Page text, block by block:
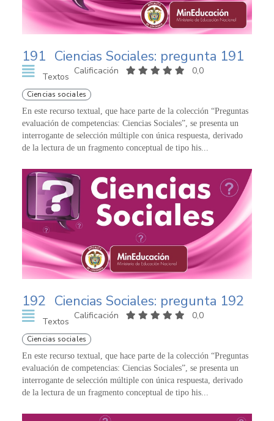
191 Ciencias Sociales: pregunta 191
Textos
Calificación 0,0
Ciencias sociales
En este recurso textual, que hace parte de la colección “Preguntas
evaluación de competencias: Ciencias Sociales”, se presenta un
interrogante de selección múltiple con única respuesta, derivado
de la lectura de un fragmento conceptual de tipo his...
192 Ciencias Sociales: pregunta 192
Textos
Calificación 0,0
Ciencias sociales
En este recurso textual, que hace parte de la colección “Preguntas
evaluación de competencias: Ciencias Sociales”, se presenta un
interrogante de selección múltiple con única respuesta, derivado
de la lectura de un fragmento conceptual de tipo his...